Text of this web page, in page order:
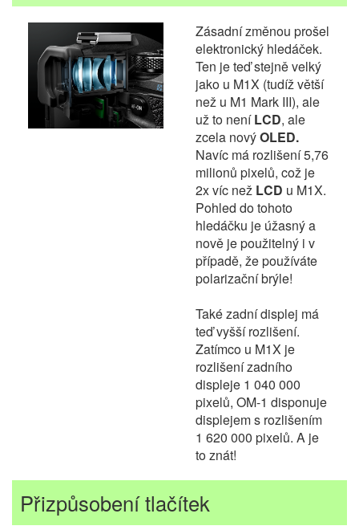
Zásadní změnou prošel
elektronický hledáček.
Ten je teď stejně velký
jako u M1X (tudíž větší
než u M1 Mark III), ale
už to neníLCD, ale
zcela novýOLED.
Navíc má rozlišení 5,76
milionů pixelů, což je
2x víc než LCD u M1X.
Pohled do tohoto
hledáčku je úžasný a
nově je použitelný i v
případě, že používáte
polarizační brýle!
Také zadní displej má
teď vyšší rozlišení.
Zatímco u M1X je
rozlišení zadního
displeje 1 040 000
pixelů, OM-1 disponuje
displejem s rozlišením
1 620 000 pixelů. A je
to znát!
Přizpůsobení tlačítek